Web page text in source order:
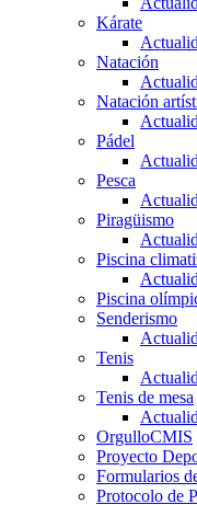
Kárate
Natación
Natación
Pádel
Pesca
Piragüismo
Piscina
Piscina
Senderismo
Tenis
Tenis de mesa
OrgulloCMIS
Proyecto
Formularios
Protocolo de